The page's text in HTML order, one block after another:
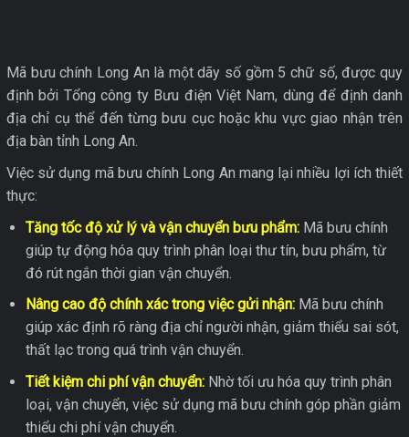
Mã bưu chính Long An là một dãy số gồm 5 chữ số, được quy
định bởi Tổng công ty Bưu điện Việt Nam, dùng để định danh
địa chỉ cụ thể đến từng bưu cục hoặc khu vực giao nhận trên
địa bàn tỉnh Long An.
Việc sử dụng mã bưu chính Long An mang lại nhiều lợi ích thiết
thực:
Tăng tốc độ xử lý và vận chuyển bưu phẩm:Mã bưu chính
giúp tự động hóa quy trình phân loại thư tín, bưu phẩm, từ
đó rút ngắn thời gian vận chuyển.
Nâng cao độ chính xác trong việc gửi nhận:Mã bưu chính
giúp xác định rõ ràng địa chỉ người nhận, giảm thiểu sai sót,
thất lạc trong quá trình vận chuyển.
Tiết kiệm chi phí vận chuyển:Nhờ tối ưu hóa quy trình phân
loại, vận chuyển, việc sử dụng mã bưu chính góp phần giảm
thiểu chi phí vận chuyển.